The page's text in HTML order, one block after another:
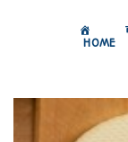
HOME